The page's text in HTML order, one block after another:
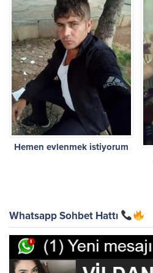
Hemen evlenmek istiyorum
Whatsapp Sohbet Hattı